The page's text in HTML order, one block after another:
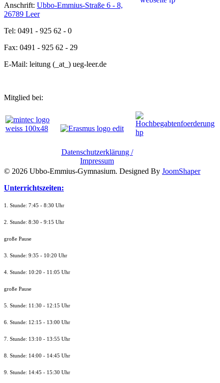
Anschrift: Ubbo-Emmius-Straße 6 - 8,
26789 Leer
Tel: 0491 - 925 62 - 0
Fax: 0491 - 925 62 - 29
E-Mail: leitung (_at_) ueg-leer.de
Mitglied bei:
Datenschutzerklärung /
Impressum
© 2026 Ubbo-Emmius-Gymnasium. Designed By JoomShaper
Unterrichtszeiten:
1. Stunde: 7:45 - 8:30 Uhr
2. Stunde: 8:30 - 9:15 Uhr
große Pause
3. Stunde: 9:35 - 10:20 Uhr
4. Stunde: 10:20 - 11:05 Uhr
große Pause
5. Stunde: 11:30 - 12:15 Uhr
6. Stunde: 12:15 - 13:00 Uhr
7. Stunde: 13:10 - 13:55 Uhr
8. Stunde: 14:00 - 14:45 Uhr
9. Stunde: 14:45 - 15:30 Uhr